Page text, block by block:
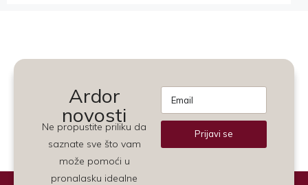
Ardor
novosti
Ne propustite priliku da
saznate sve što vam
može pomoći u
pronalasku idealne
Prijavi se